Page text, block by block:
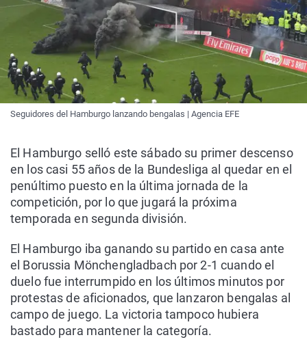
Seguidores del Hamburgo lanzando bengalas | Agencia EFE
El Hamburgo selló este sábado su primer descenso
en los casi 55 años de la Bundesliga al quedar en el
penúltimo puesto en la última jornada de la
competición, por lo que jugará la próxima
temporada en segunda división.
El Hamburgo iba ganando su partido en casa ante
el Borussia Mönchengladbach por 2-1 cuando el
duelo fue interrumpido en los últimos minutos por
protestas de aficionados, que lanzaron bengalas al
campo de juego. La victoria tampoco hubiera
bastado para mantener la categoría.